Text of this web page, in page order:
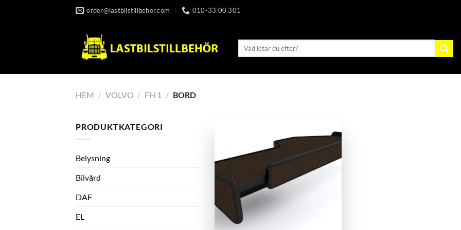
order@lastbilstillbehor.com 010-33 00 301
Sök
HEM / VOLVO / FH 1 / BORD
PRODUKTKATEGORI
Belysning
Bilvård
DAF
EL